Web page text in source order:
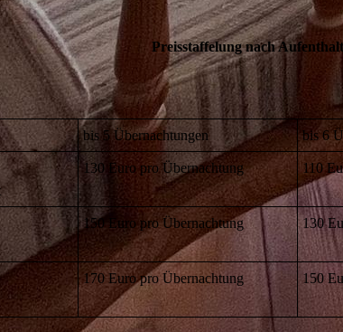
Preisstaffelung nach
bis 5 Übernachtungen bis 6
130 Euro pro Übernachtung 110
150 Euro pro Übernachtung 130
170 Euro pro Übernachtung 150